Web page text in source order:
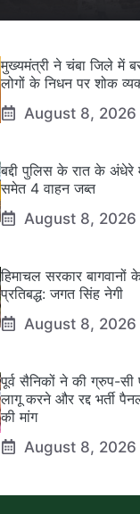
मुख्यमंत्री ने चंबा जिले में
लोगों के निधन पर शोक
August 8, 2026
बद्दी पुलिस के रात के अंधेरे
समेत 4 वाहन जब्त
August 8, 2026
हिमाचल सरकार
प्रतिबद्ध: जगत सिंह नेगी
August 8, 2026
पूर्व सैनिकों ने की ग्रुप-सी
लागू करने और रद्द भर्ती
की मांग
August 8, 2026